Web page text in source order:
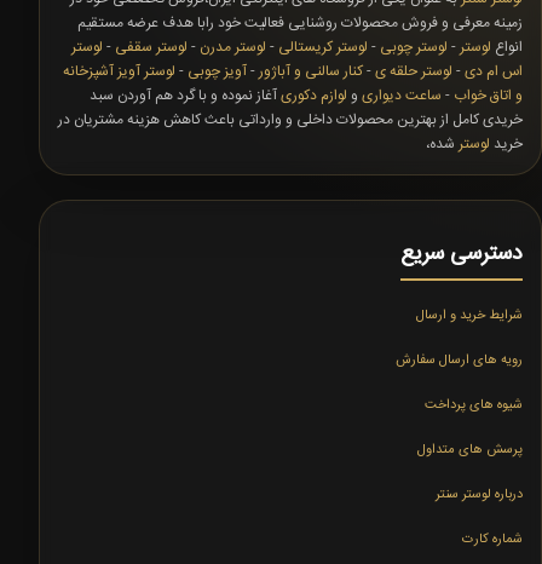
زمینه معرفی و فروش محصولات روشنایی فعالیت خود رابا هدف عرضه مستقیم
انواع لوستر - لوستر چوبی - لوستر کریستالی - لوستر مدرن - لوستر سقفی - لوستر
اس ام دی- لوستر حلقه ی-کنار سالنی و آباژور-آویز چوبی - لوستر آویز آشپزخانه
و اتاق خواب - ساعت دیواری و لوازم دکوریآغاز نموده و با گرد هم آوردن سبد
خریدی کامل از بهترین محصولات داخلی و وارداتی باعث کاهش هزینه مشتریان در
خرید لوستر شده،
دسترسی سریع
شرایط خرید و ارسال
رویه های ارسال سفارش
شیوه های پرداخت
پرسش های متداول
درباره لوستر سنتر
شماره کارت